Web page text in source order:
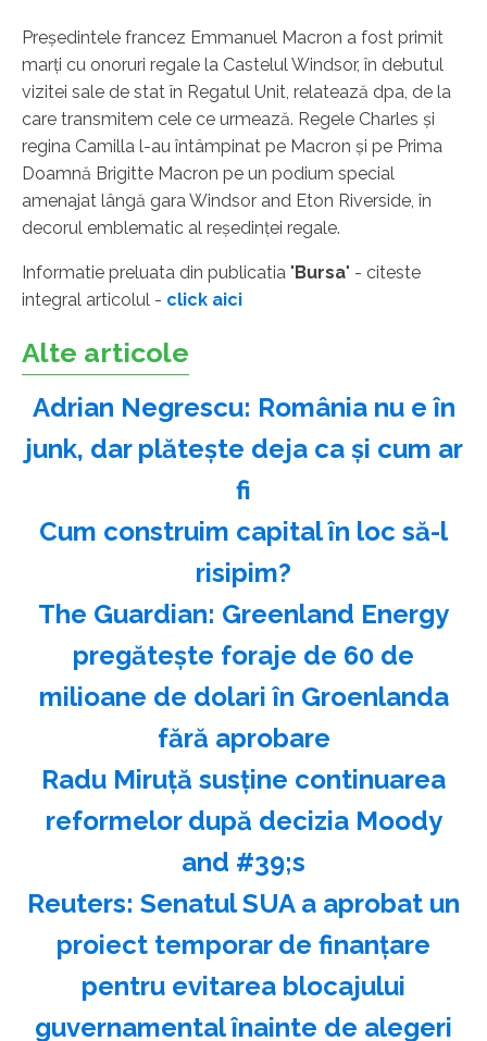
Preşedintele francez Emmanuel Macron a fost primit
marţi cu onoruri regale la Castelul Windsor, în debutul
vizitei sale de stat în Regatul Unit, relatează dpa, de la
care transmitem cele ce urmează. Regele Charles şi
regina Camilla l-au întâmpinat pe Macron şi pe Prima
Doamnă Brigitte Macron pe un podium special
amenajat lângă gara Windsor and Eton Riverside, în
decorul emblematic al reşedinţei regale.
Informatie preluata din publicatia "Bursa" - citeste
integral articolul - click aici
Alte articole
Adrian Negrescu: România nu e în
junk, dar plăteşte deja ca şi cum ar
fi
Cum construim capital în loc să-l
risipim?
The Guardian: Greenland Energy
pregăteşte foraje de 60 de
milioane de dolari în Groenlanda
fără aprobare
Radu Miruţă susţine continuarea
reformelor după decizia Moody
and #39;s
Reuters: Senatul SUA a aprobat un
proiect temporar de finanţare
pentru evitarea blocajului
guvernamental înainte de alegeri